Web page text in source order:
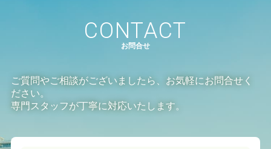
CONTACT
お問合せ
ご質問やご相談がございましたら、お気軽にお問合せく
ださい。
専門スタッフが丁寧に対応いたします。